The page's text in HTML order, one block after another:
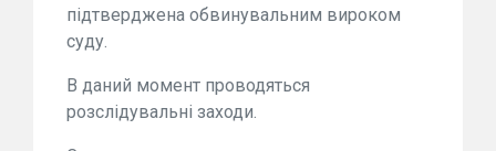
підтверджена обвинувальним вироком
суду.
В даний момент проводяться
розслідувальні заходи.